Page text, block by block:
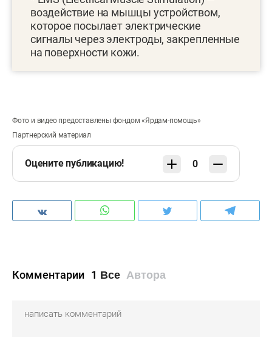
воздействие на мышцы устройством,
которое посылает электрические
сигналы через электроды, закрепленные
на поверхности кожи.
Фото и видео предоставлены фондом «Ярдам-помощь»
Партнерский материал
Оцените публикацию! 0
Комментарии 1 Все Автора